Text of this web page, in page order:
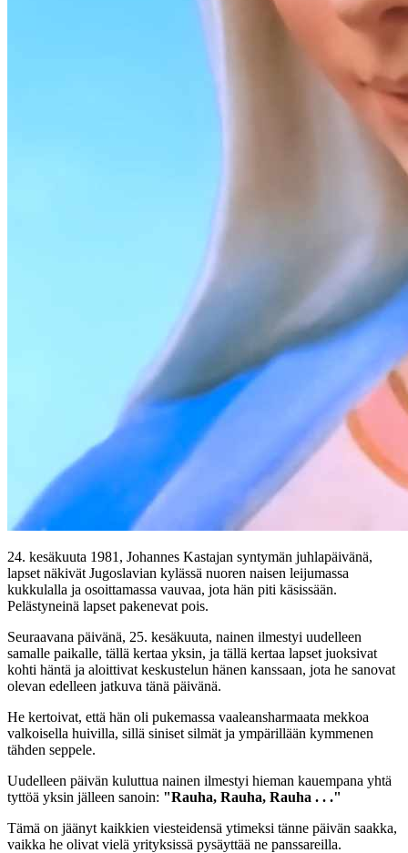
24. kesäkuuta 1981, Johannes Kastajan syntymän juhlapäivänä,
lapset näkivät Jugoslavian kylässä nuoren naisen leijumassa
kukkulalla ja osoittamassa vauvaa, jota hän piti käsissään.
Pelästyneinä lapset pakenevat pois.
Seuraavana päivänä, 25. kesäkuuta, nainen ilmestyi uudelleen
samalle paikalle, tällä kertaa yksin, ja tällä kertaa lapset juoksivat
kohti häntä ja aloittivat keskustelun hänen kanssaan, jota he sanovat
olevan edelleen jatkuva tänä päivänä.
He kertoivat, että hän oli pukemassa vaaleansharmaata mekkoa
valkoisella huivilla, sillä siniset silmät ja ympärillään kymmenen
tähden seppele.
Uudelleen päivän kuluttua nainen ilmestyi hieman kauempana yhtä
tyttöä yksin jälleen sanoin: "Rauha, Rauha, Rauha . . ."
Tämä on jäänyt kaikkien viesteidensä ytimeksi tänne päivän saakka,
vaikka he olivat vielä yrityksissä pysäyttää ne panssareilla.